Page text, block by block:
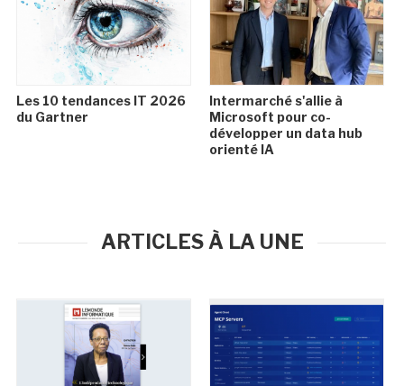
Les 10 tendances IT 2026
du Gartner
Intermarché s'allie à
Microsoft pour co-
développer un data hub
orienté IA
ARTICLES À LA UNE